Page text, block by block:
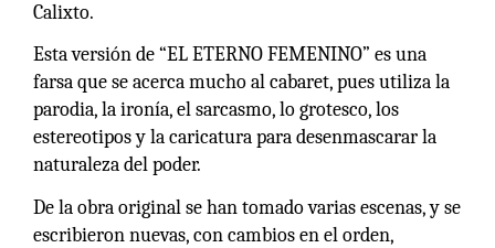
Calixto.
Esta versión de “EL ETERNO FEMENINO” es una
farsa que se acerca mucho al cabaret, pues utiliza la
parodia, la ironía, el sarcasmo, lo grotesco, los
estereotipos y la caricatura para desenmascarar la
naturaleza del poder.
De la obra original se han tomado varias escenas, y se
escribieron nuevas, con cambios en el orden,